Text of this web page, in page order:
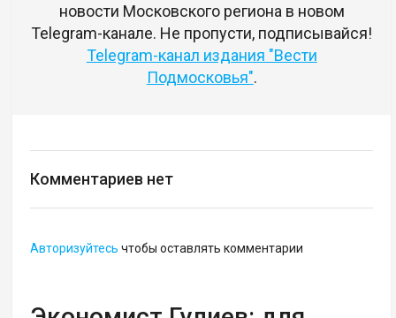
новости Московского региона в новом
Telegram-канале. Не пропусти, подписывайся!
Telegram-канал издания "Вести
Подмосковья".
Комментариев нет
Авторизуйтесь чтобы оставлять комментарии